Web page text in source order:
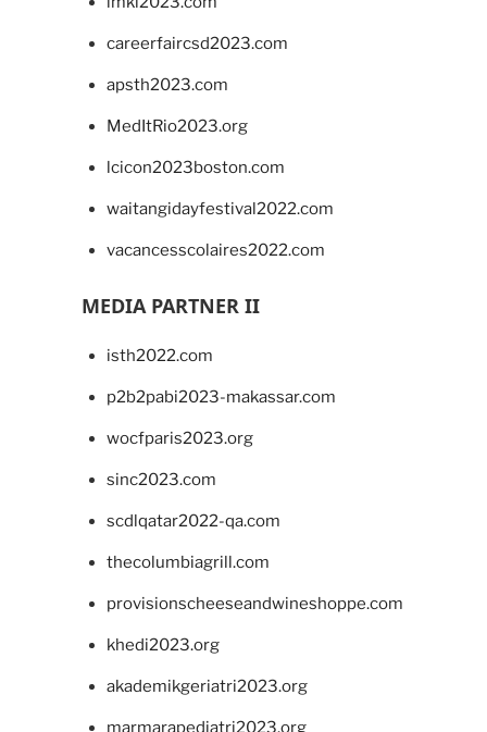
careerfaircsd2023.com
apsth2023.com
MedItRio2023.org
lcicon2023boston.com
waitangidayfestival2022.com
vacancesscolaires2022.com
MEDIA PARTNER II
isth2022.com
p2b2pabi2023-makassar.com
wocfparis2023.org
sinc2023.com
scdlqatar2022-qa.com
thecolumbiagrill.com
provisionscheeseandwineshoppe.com
khedi2023.org
akademikgeriatri2023.org
marmarapediatri2023.org